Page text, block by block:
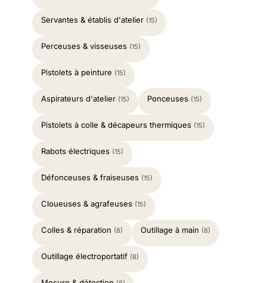
Servantes & établis d'atelier (15)
Perceuses & visseuses (15)
Pistolets à peinture (15)
Aspirateurs d'atelier (15) Ponceuses (15)
Pistolets à colle & décapeurs thermiques (15)
Rabots électriques (15)
Défonceuses & fraiseuses (15)
Cloueuses & agrafeuses (15)
Colles & réparation (8) Outillage à main (8)
Outillage électroportatif (8)